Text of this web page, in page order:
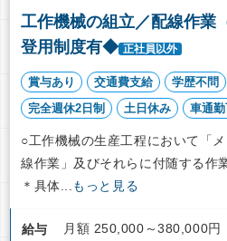
工作機械の組立／配線作業
登用制度有◆ 正社員以外
賞与あり 交通費支給 学歴不問
完全週休2日制
土日休み 車通
○工作機械の生産工程において「
線作業」及びそれらに付随する作
＊具体...
もっと見る
給与
月額 250,000～